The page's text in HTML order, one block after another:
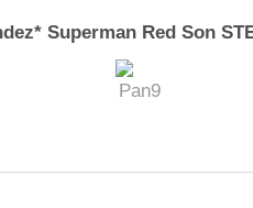
Superman Red Son